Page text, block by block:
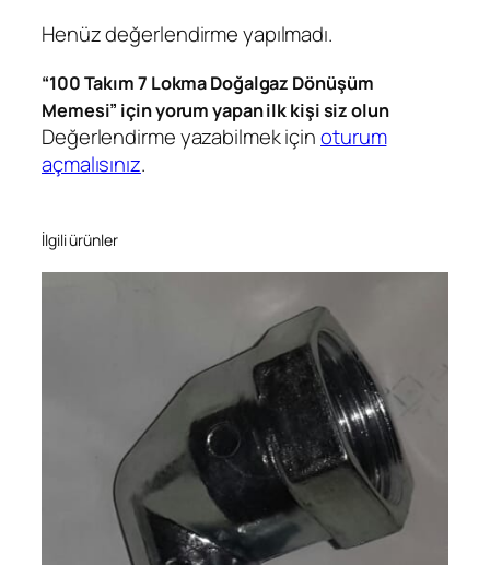
n
ş
ü
m
M
m
e
Henüz değerlendirme yapılmadı.
“100 Takım 7 Lokma Doğalgaz Dönüşüm
Memesi” için yorum yapan ilk kişi siz olun
Değerlendirme yazabilmek içinoturum
açmalısınız.
İlgili ürünler